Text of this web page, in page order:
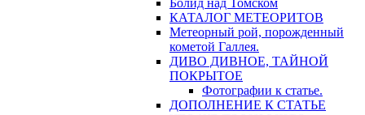
Болид над Томском
КАТАЛОГ МЕТЕОРИТОВ
Метеорный рой, порожденный
кометой Галлея.
ДИВО ДИВНОЕ, ТАЙНОЙ
ПОКРЫТОЕ
Фотографии к статье.
ДОПОЛНЕНИЕ К СТАТЬЕ